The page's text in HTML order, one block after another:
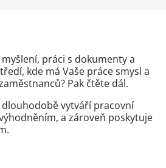
práci s dokumenty a
kde má Vaše práce smysl a
Pak čtěte dál.
dlouhodobě vytváří pracovní
a zároveň poskytuje